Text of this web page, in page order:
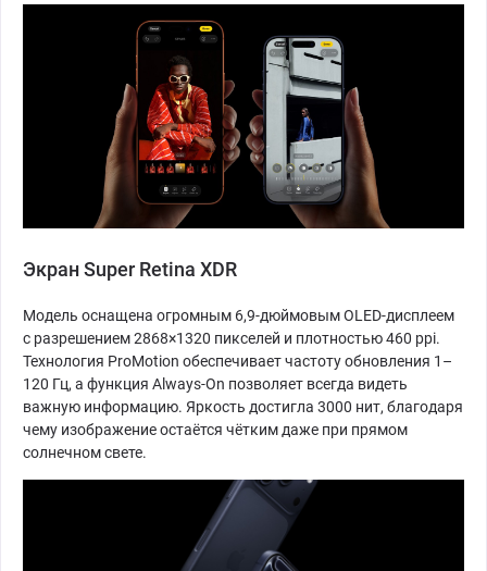
Экран Super Retina XDR
Модель оснащена огромным 6,9-дюймовым OLED-дисплеем
с разрешением 2868×1320 пикселей и плотностью 460 ppi.
Технология ProMotion обеспечивает частоту обновления 1–
120 Гц, а функция Always-On позволяет всегда видеть
важную информацию. Яркость достигла 3000 нит, благодаря
чему изображение остаётся чётким даже при прямом
солнечном свете.